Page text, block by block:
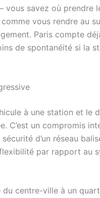
savez où prendre
vous rendre au
Paris compte
de spontanéité si la
à une station et le
C’est un compromis
d’un réseau
par rapport au
centre-ville à un